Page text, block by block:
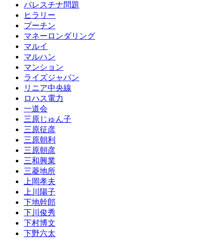
パレスチナ問題
ヒラリー
プーチン
マネーロンダリング
マルイ
マルハン
マンション
ライズジャパン
リニア中央線
ロハス電力
一道会
三原じゅん子
三原征彦
三原朝利
三原朝彦
三和興業
三菱地所
上岡孝夫
上川陽子
下地幹郎
下川俊秀
下村博文
下野六太